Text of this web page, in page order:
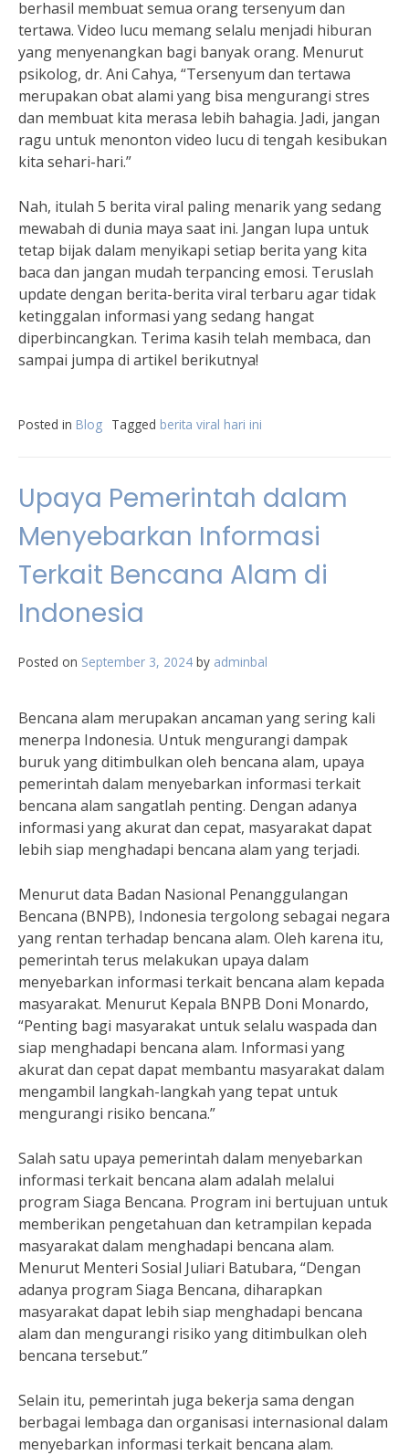
berhasil membuat semua orang tersenyum dan
tertawa. Video lucu memang selalu menjadi hiburan
yang menyenangkan bagi banyak orang. Menurut
psikolog, dr. Ani Cahya, “Tersenyum dan tertawa
merupakan obat alami yang bisa mengurangi stres
dan membuat kita merasa lebih bahagia. Jadi, jangan
ragu untuk menonton video lucu di tengah kesibukan
kita sehari-hari.”
Nah, itulah 5 berita viral paling menarik yang sedang
mewabah di dunia maya saat ini. Jangan lupa untuk
tetap bijak dalam menyikapi setiap berita yang kita
baca dan jangan mudah terpancing emosi. Teruslah
update dengan berita-berita viral terbaru agar tidak
ketinggalan informasi yang sedang hangat
diperbincangkan. Terima kasih telah membaca, dan
sampai jumpa di artikel berikutnya!
Posted in Blog Tagged berita viral hari ini
Upaya Pemerintah dalam
Menyebarkan Informasi
Terkait Bencana Alam di
Indonesia
Posted on September 3, 2024 by adminbal
Bencana alam merupakan ancaman yang sering kali
menerpa Indonesia. Untuk mengurangi dampak
buruk yang ditimbulkan oleh bencana alam, upaya
pemerintah dalam menyebarkan informasi terkait
bencana alam sangatlah penting. Dengan adanya
informasi yang akurat dan cepat, masyarakat dapat
lebih siap menghadapi bencana alam yang terjadi.
Menurut data Badan Nasional Penanggulangan
Bencana (BNPB), Indonesia tergolong sebagai negara
yang rentan terhadap bencana alam. Oleh karena itu,
pemerintah terus melakukan upaya dalam
menyebarkan informasi terkait bencana alam kepada
masyarakat. Menurut Kepala BNPB Doni Monardo,
“Penting bagi masyarakat untuk selalu waspada dan
siap menghadapi bencana alam. Informasi yang
akurat dan cepat dapat membantu masyarakat dalam
mengambil langkah-langkah yang tepat untuk
mengurangi risiko bencana.”
Salah satu upaya pemerintah dalam menyebarkan
informasi terkait bencana alam adalah melalui
program Siaga Bencana. Program ini bertujuan untuk
memberikan pengetahuan dan ketrampilan kepada
masyarakat dalam menghadapi bencana alam.
Menurut Menteri Sosial Juliari Batubara, “Dengan
adanya program Siaga Bencana, diharapkan
masyarakat dapat lebih siap menghadapi bencana
alam dan mengurangi risiko yang ditimbulkan oleh
bencana tersebut.”
Selain itu, pemerintah juga bekerja sama dengan
berbagai lembaga dan organisasi internasional dalam
menyebarkan informasi terkait bencana alam.